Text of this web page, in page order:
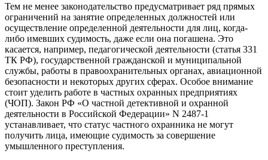
Тем не менее законодательство предусматривает ряд прямых
ограничений на занятие определенных должностей или
осуществление определенной деятельности для лиц, когда-
либо имевших судимость, даже если она погашена. Это
касается, например, педагогической деятельности (статья 331
ТК РФ), государственной гражданской и муниципальной
службы, работы в правоохранительных органах, авиационной
безопасности и некоторых других сферах. Особое внимание
стоит уделить работе в частных охранных предприятиях
(ЧОП). Закон РФ «О частной детективной и охранной
деятельности в Российской Федерации» N 2487-1
устанавливает, что статус частного охранника не могут
получить лица, имеющие судимость за совершение
умышленного преступления.